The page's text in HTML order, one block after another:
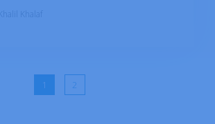
contienen óvulos inmaduros en los
Khalil Khalaf
1 2